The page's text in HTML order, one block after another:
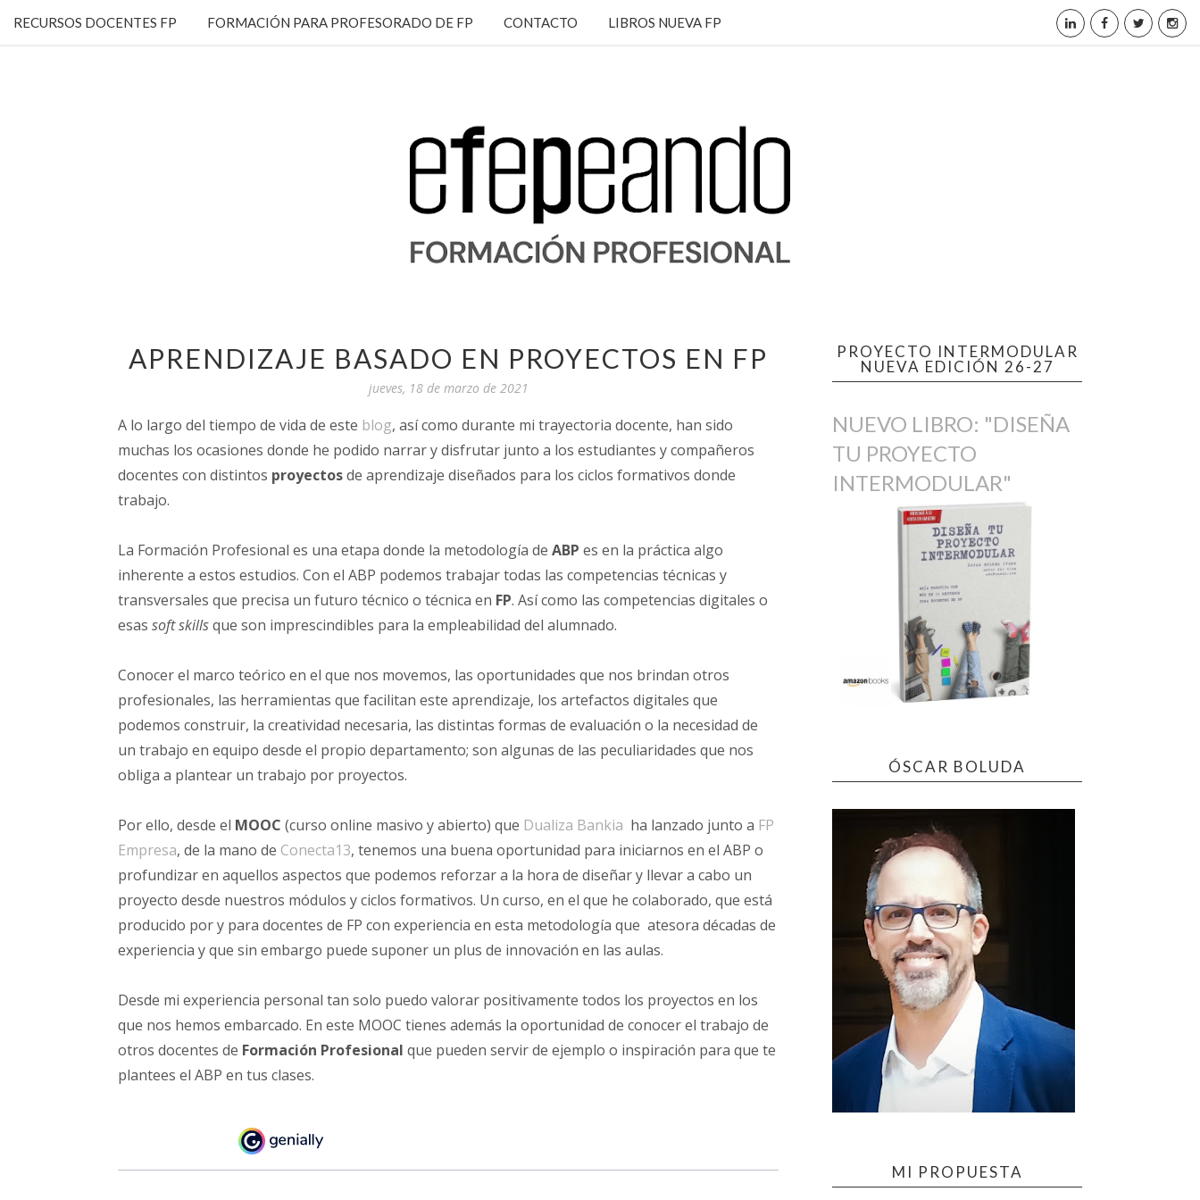
RECURSOS DOCENTES FP FORMACIÓN PARA PROFESORADO DE FP CONTACTO LIBROS NUEVA FP
APRENDIZAJE BASADO EN PROYECTOS EN FP
jueves, 18 de marzo de 2021
A lo largo del tiempo de vida de este blog, así como durante mi trayectoria docente, han sido
muchas los ocasiones donde he podido narrar y disfrutar junto a los estudiantes y compañeros
docentes con distintos proyectosde aprendizaje diseñados para los ciclos formativos donde
trabajo.
La Formación Profesional es una etapa donde la metodología de ABP es en la práctica algo
inherente a estos estudios. Con el ABP podemos trabajar todas las competencias técnicas y
transversales que precisa un futuro técnico o técnica en FP. Así como las competencias digitales o
esas soft skillsque son imprescindibles para la empleabilidad del alumnado.
Conocer el marco teórico en el que nos movemos, las oportunidades que nos brindan otros
profesionales, las herramientas que facilitan este aprendizaje, los artefactos digitales que
podemos construir, la creatividad necesaria, las distintas formas de evaluación o la necesidad de
un trabajo en equipo desde el propio departamento; son algunas de las peculiaridades que nos
obliga a plantear un trabajo por proyectos.
Por ello, desde el MOOC (curso online masivo y abierto) que Dualiza Bankia ha lanzado junto a FP
Empresa, de la mano de Conecta13, tenemos una buena oportunidad para iniciarnos en el ABP o
profundizar en aquellos aspectos que podemos reforzar a la hora de diseñar y llevar a cabo un
proyecto desde nuestros módulos y ciclos formativos. Un curso, en el que he colaborado, que está
producido por y para docentes de FP con experiencia en esta metodología que atesora décadas de
experiencia y que sin embargo puede suponer un plus de innovación en las aulas.
Desde mi experiencia personal tan solo puedo valorar positivamente todos los proyectos en los
que nos hemos embarcado. En este MOOC tienes además la oportunidad de conocer el trabajo de
otros docentes de Formación Profesional que pueden servir de ejemplo o inspiración para que te
plantees el ABP en tus clases.
PROYECTO INTERMODULAR
NUEVA EDICIÓN 26-27
NUEVO LIBRO: "DISEÑA
TU PROYECTO
INTERMODULAR"
ÓSCAR BOLUDA
MI PROPUESTA